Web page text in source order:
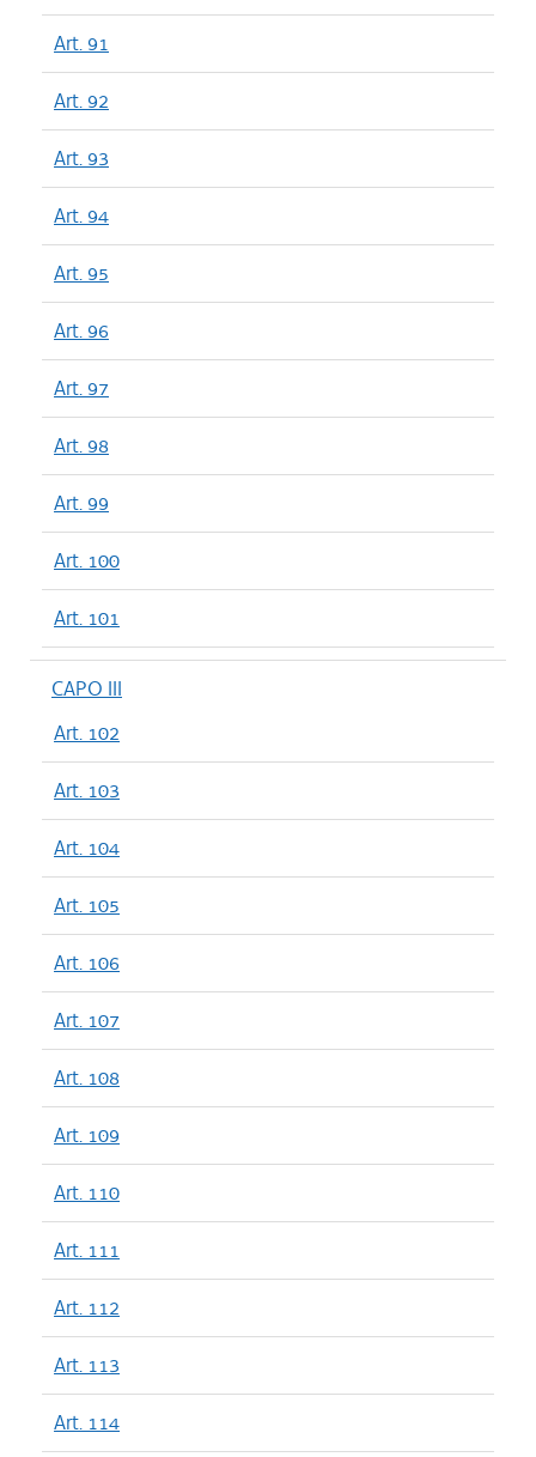
Art. 91
Art. 92
Art. 93
Art. 94
Art. 95
Art. 96
Art. 97
Art. 98
Art. 99
Art. 100
Art. 101
CAPO III
Art. 102
Art. 103
Art. 104
Art. 105
Art. 106
Art. 107
Art. 108
Art. 109
Art. 110
Art. 111
Art. 112
Art. 113
Art. 114